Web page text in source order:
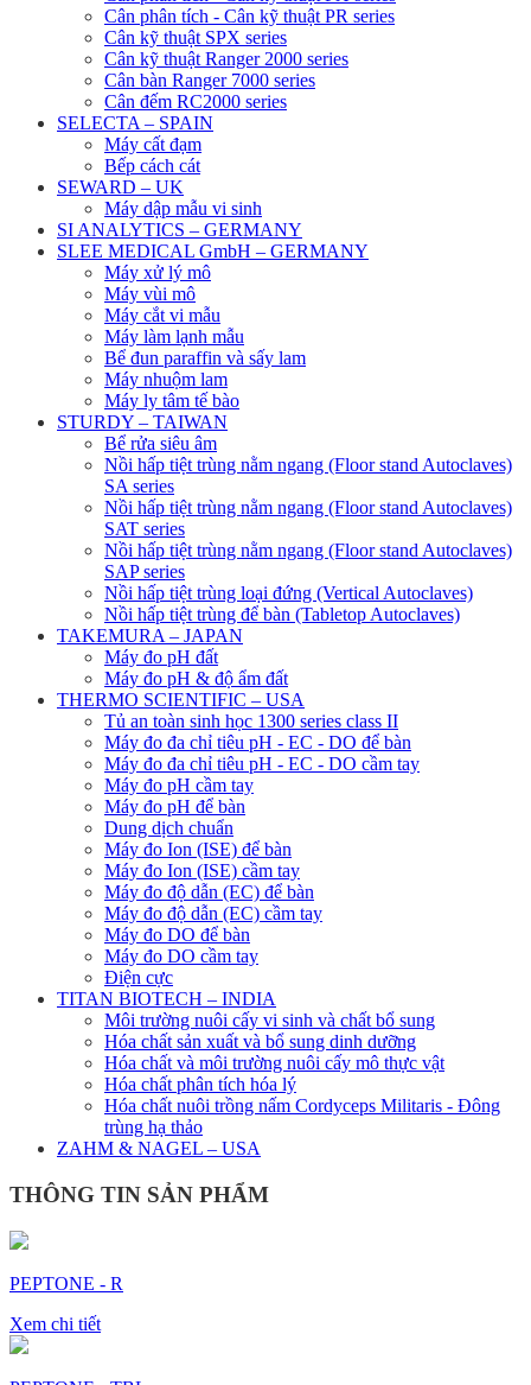
Cân phân tích - Cân kỹ thuật PR series
Cân kỹ thuật SPX series
Cân kỹ thuật Ranger 2000 series
Cân bàn Ranger 7000 series
Cân đếm RC2000 series
SELECTA – SPAIN
Máy cất đạm
Bếp cách cát
SEWARD – UK
Máy dập mẫu vi sinh
SI ANALYTICS – GERMANY
SLEE MEDICAL GmbH – GERMANY
Máy xử lý mô
Máy vùi mô
Máy cắt vi mẫu
Máy làm lạnh mẫu
Bể đun paraffin và sấy lam
Máy nhuộm lam
Máy ly tâm tế bào
STURDY – TAIWAN
Bể rửa siêu âm
Nồi hấp tiệt trùng nằm ngang (Floor stand Autoclaves)
SA series
Nồi hấp tiệt trùng nằm ngang (Floor stand Autoclaves)
SAT series
Nồi hấp tiệt trùng nằm ngang (Floor stand Autoclaves)
SAP series
Nồi hấp tiệt trùng loại đứng (Vertical Autoclaves)
Nồi hấp tiệt trùng để bàn (Tabletop Autoclaves)
TAKEMURA – JAPAN
Máy đo pH đất
Máy đo pH & độ ẩm đất
THERMO SCIENTIFIC – USA
Tủ an toàn sinh học 1300 series class II
Máy đo đa chỉ tiêu pH - EC - DO để bàn
Máy đo đa chỉ tiêu pH - EC - DO cầm tay
Máy đo pH cầm tay
Máy đo pH để bàn
Dung dịch chuẩn
Máy đo Ion (ISE) để bàn
Máy đo Ion (ISE) cầm tay
Máy đo độ dẫn (EC) để bàn
Máy đo độ dẫn (EC) cầm tay
Máy đo DO để bàn
Máy đo DO cầm tay
Điện cực
TITAN BIOTECH – INDIA
Môi trường nuôi cấy vi sinh và chất bổ sung
Hóa chất sản xuất và bổ sung dinh dưỡng
Hóa chất và môi trường nuôi cấy mô thực vật
Hóa chất phân tích hóa lý
Hóa chất nuôi trồng nấm Cordyceps Militaris - Đông
trùng hạ thảo
ZAHM & NAGEL – USA
THÔNG TIN SẢN PHẨM
PEPTONE - R
Xem chi tiết